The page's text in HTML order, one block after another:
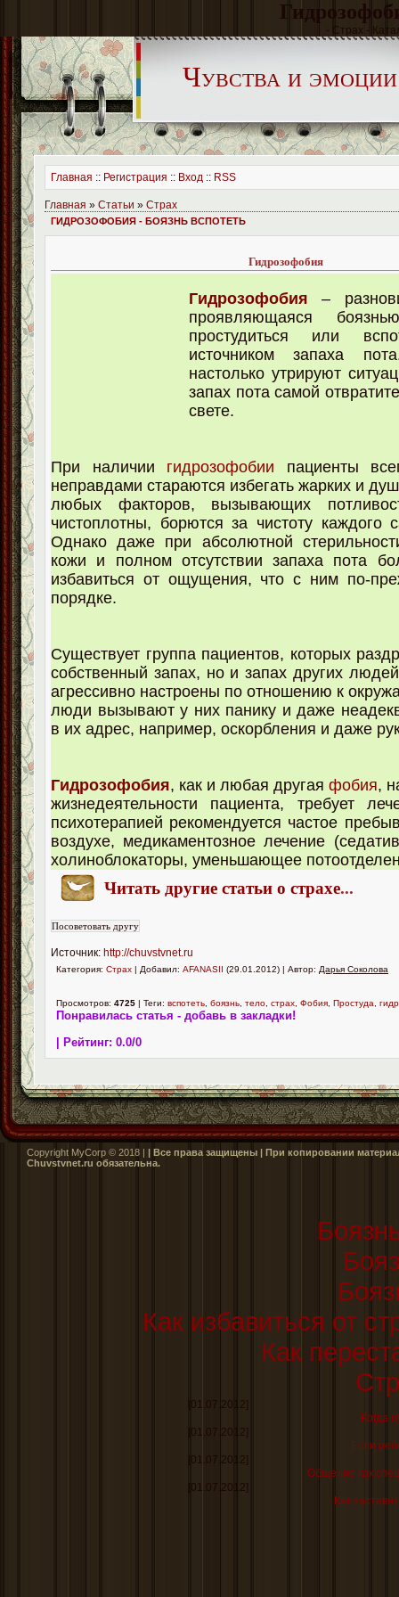
- Страх -
Чувства и эмоции
Главная :: Регистрация :: Вход :: RSS
Главная » Статьи » Страх
ГИДРОЗОФОБИЯ - БОЯЗНЬ ВСПОТЕТЬ
Гидрозофобия
Гидрозофобия –
проявляющаяся
простудиться или
источником запаха
настолько утрируют
запах пота самой
свете.
При наличии гидрозофобии пациенты
неправдами стараются избегать жарких и
любых факторов, вызывающих
чистоплотны, борются за чистоту каждого
Однако даже при абсолютной
кожи и полном отсутствии запаха пота
избавиться от ощущения, что с ним по-
порядке.
Существует группа пациентов, которых
собственный запах, но и запах других
агрессивно настроены по отношению к
люди вызывают у них панику и даже
в их адрес, например, оскорбления и даже
Гидрозофобия, как и любая другая фобия,
жизнедеятельности пациента, требует
психотерапией рекомендуется частое
воздухе, медикаментозное лечение
холиноблокаторы, уменьшающее
Читать другие статьи о страхе...
Источник: http://chuvstvnet.ru
Категория: Страх | Добавил: AFANASII (29.01.2012) | Автор: Дарья Соколова
Просмотров: 4725 | Теги: вспотеть боязнь тело страх Фобия Простуда
Понравилась статья - добавь в закладки!
| Рейтинг: 0.0/0
Copyright MyCorp © 2018 | | Все права защищены | При копировании
Сhuvstvnet.ru обязательна.
Как избавиться от
Как
[01.07.2012]
Когда
[01.07.2012]
Если
[01.07.2012]
Общение как
[01.07.2012]
Как